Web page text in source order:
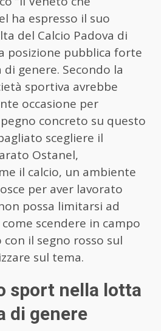
ha espresso il suo
del Calcio Padova di
posizione pubblica forte
genere. Secondo la
sportiva avrebbe
occasione per
concreto su questo
scegliere il
Ostanel,
il calcio, un ambiente
per aver lavorato
possa limitarsi ad
scendere in campo
con il segno rosso sul
sul tema.
sport nella lotta
di genere